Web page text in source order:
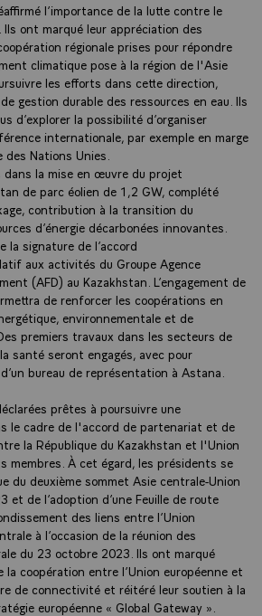
l’importance de la lutte contre le
ont marqué leur appréciation des
régionale prises pour répondre
climatique pose à la région de l'Asie
les efforts dans cette direction,
gestion durable des ressources en eau. Ils
d’explorer la possibilité d’organiser
internationale, par exemple en marge
des Nations Unies.
dans la mise en œuvre du projet
de parc éolien de 1,2 GW, complété
contribution à la transition du
d’énergie décarbonées innovantes.
la signature de l’accord
aux activités du Groupe Agence
(AFD) au Kazakhstan. L’engagement de
de renforcer les coopérations en
environnementale et de
premiers travaux dans les secteurs de
la santé seront engagés, avec pour
bureau de représentation à Astana.
prêtes à poursuivre une
le cadre de l'accord de partenariat et de
la République du Kazakhstan et l'Union
membres. À cet égard, les présidents se
du deuxième sommet Asie centrale-Union
et de l’adoption d’une Feuille de route
des liens entre l’Union
à l’occasion de la réunion des
du 23 octobre 2023. Ils ont marqué
la coopération entre l’Union européenne et
de connectivité et réitéré leur soutien à la
européenne « Global Gateway ».